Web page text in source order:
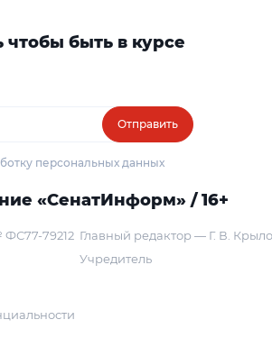
быть в курсе
Отправить
персональных данных
«СенатИнформ» / 16+
ФС77-79212 Главный редактор — Г. В.
Учредитель